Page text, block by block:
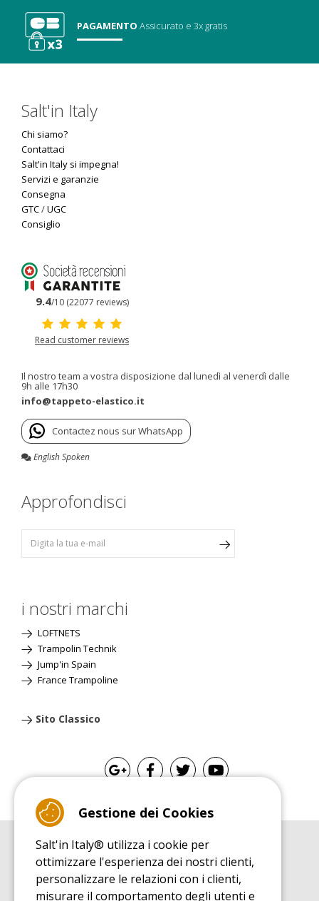
PAGAMENTO Assicurato e 3x gratis
Salt'in Italy
Chi siamo?
Contattaci
Salt'in Italy si impegna!
Servizi e garanzie
Consegna
GTC/UGC
Consiglio
9.4/10 (22077 reviews)
Read customer reviews
Il nostro team a vostra disposizione dal lunedì al venerdì dalle
9h alle 17h30
info@tappeto-elastico.it
Contactez nous sur WhatsApp
English Spoken
Approfondisci
i nostri marchi
LOFTNETS
Trampolin Technik
Jump'in Spain
France Trampoline
Sito Classico
GUIDA ALL'ACQUISTO
Guida all'acquisito tappeti elastici
GUIDA ALL'INSTALLAZIONE
Gestione dei Cookies
Salt'in Italy® utilizza i cookie per
ottimizzare l'esperienza dei nostri clienti,
personalizzare le relazioni con i clienti,
misurare il comportamento degli utenti e